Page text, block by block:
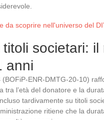
da scoprire nell'universo del
societari: il
anni
ENR-DMTG-20-10)
tra l’età del donatore e la
tardivamente su titoli
ritiene che la